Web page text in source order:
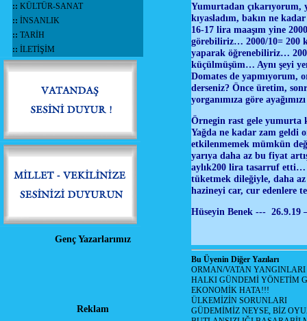
:: KÜLTÜR-SANAT
:: İNSANLIK
:: TARİH
:: İLETİŞİM
Genç Yazarlarımız
Reklam
Yumurtadan çıkarıyorum,
kıyasladım, bakın ne
16-17 lira maaşım yine
görebiliriz… 2000/10= 200
yaparak öğrenebiliriz…
küçülmüşüm… Aynı şeyi
Domates de yapmıyorum,
derseniz? Önce üretim,
yorganımıza göre
Örnegin rast gele yumurta
Yağda ne kadar zam geldi
etkilenmemek mümkün
yarıya daha az bu fiyat
aylık200 lira tasarruf etti…
tüketmek dileğiyle, daha
hazineyi car, cur edenlere
Hüseyin Benek --- 26.9.19
Bu Üyenin Diğer Yazıları
ORMAN/VATAN
HALKI GÜNDEMİ YÖNETİM
EKONOMİK HATA!!!
ÜLKEMİZİN SORUNLARI
GÜDEMİMİZ NEYSE, BİZ